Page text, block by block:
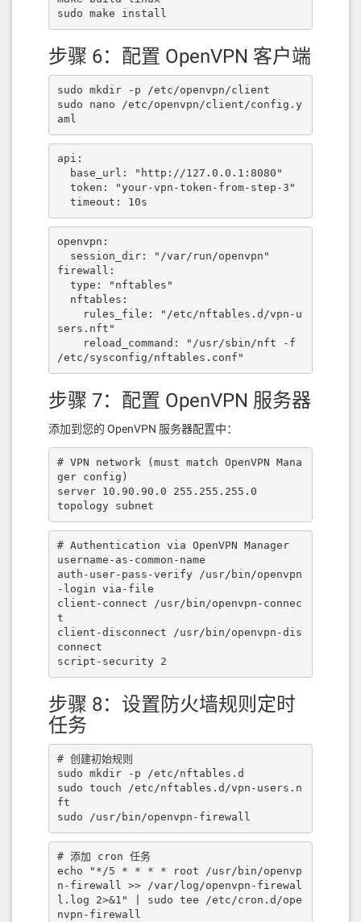
sudo make install
步骤 6：配置 OpenVPN 客户端
sudo mkdir -p /etc/openvpn/client
sudo nano /etc/openvpn/client/config.y
aml
api:
  timeout: 10s
openvpn:
firewall:
sers.nft"
/etc/sysconfig/nftables.conf"
步骤 7：配置 OpenVPN 服务器
添加到您的 OpenVPN 服务器配置中：
# VPN network (must match OpenVPN Mana
ger config)
server 10.90.90.0 255.255.255.0
topology subnet
# Authentication via OpenVPN Manager
username-as-common-name
auth-user-pass-verify /usr/bin/openvpn
-login via-file
client-connect /usr/bin/openvpn-connec
t
client-disconnect /usr/bin/openvpn-dis
connect
script-security 2
步骤 8：设置防火墙规则定时
任务
# 创建初始规则
sudo mkdir -p /etc/nftables.d
sudo touch /etc/nftables.d/vpn-users.n
ft
sudo /usr/bin/openvpn-firewall
# 添加 cron 任务
echo "*/5 * * * * root /usr/bin/openvp
n-firewall >> /var/log/openvpn-firewal
l.log 2>&1" | sudo tee /etc/cron.d/ope
nvpn-firewall